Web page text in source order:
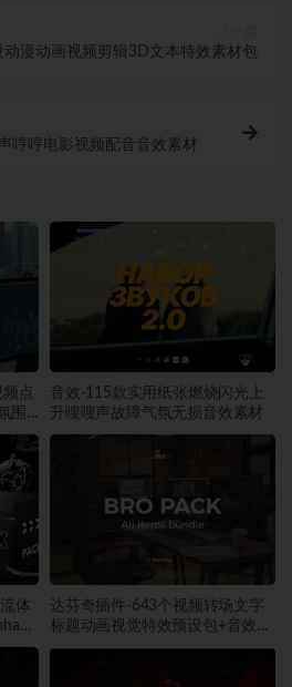
动漫动画视频剪辑3D文本特效素材包
哼哼电影视频配音音效素材
点
围
音效-115款实用纸张燃烧闪光上
升嗖嗖声故障气氛无损音效素材
体
透
达芬奇插件-643个视频转场文字
标题动画视觉特效预设包+音效素
材